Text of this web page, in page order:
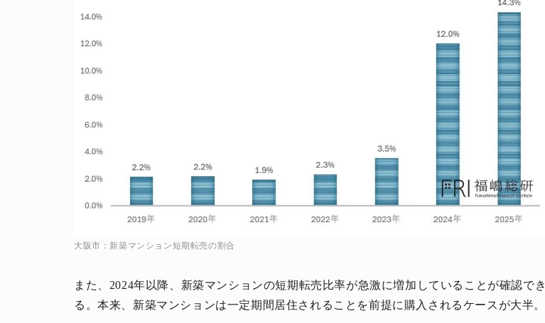
大阪市：新築マンション短期転売の割合
また、2024年以降、新築マンションの短期転売比率が急激に増加していることが確認でき
る。本来、新築マンションは一定期間居住されることを前提に購入されるケースが大半。